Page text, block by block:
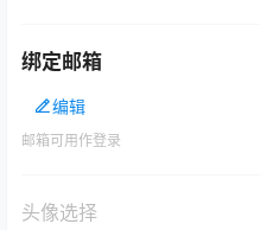
绑定邮箱
编辑
邮箱可用作登录
头像选择